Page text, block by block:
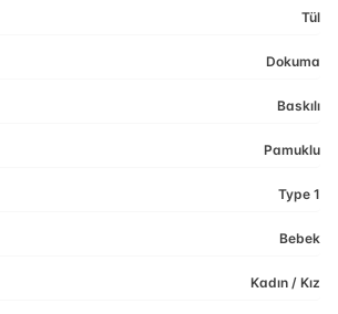
Tül
Dokuma
Baskılı
Pamuklu
Type 1
Bebek
Kadın / Kız